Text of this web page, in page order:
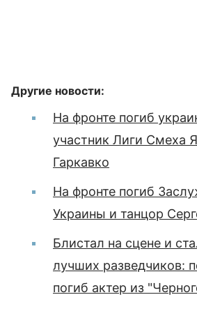
Другие новости:
На фронте погиб
участник Лиги Смеха
Гаркавко
На фронте погиб
Украины и танцор
Блистал на сцене и
лучших разведчиков:
погиб актер из